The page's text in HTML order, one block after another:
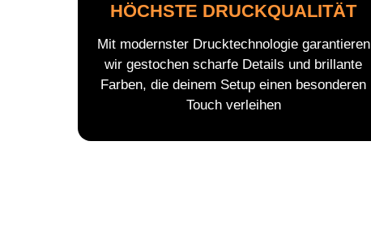
HÖCHSTE DRUCKQUALITÄT
Mit modernster Drucktechnologie garantieren
wir gestochen scharfe Details und brillante
Farben, die deinem Setup einen besonderen
Touch verleihen